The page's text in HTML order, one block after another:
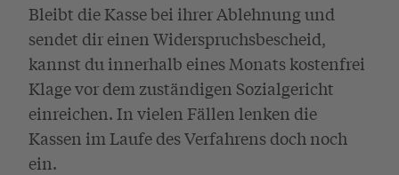
Bleibt die Kasse bei ihrer Ablehnung und
sendet dir einen Widerspruchsbescheid,
kannst du innerhalb eines Monats kostenfrei
Klage vor dem zuständigen Sozialgericht
einreichen. In vielen Fällen lenken die
Kassen im Laufe des Verfahrens doch noch
ein.